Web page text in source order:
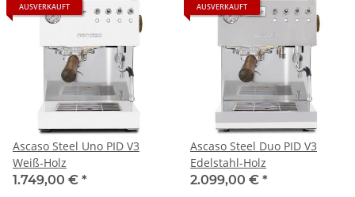
AUSVERKAUFT
Ascaso Steel Uno PID V3
Weiß-Holz
1.749,00 € *
AUSVERKAUFT
Ascaso Steel Duo PID V3
Edelstahl-Holz
2.099,00 € *